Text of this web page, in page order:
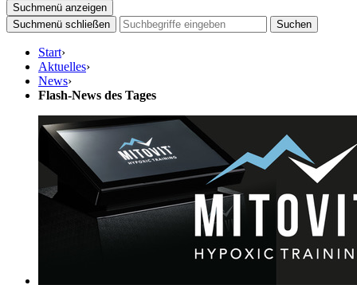
Suchmenü anzeigen
Suchmenü schließen
Suchen
Start›
Aktuelles›
News›
Flash-News des Tages